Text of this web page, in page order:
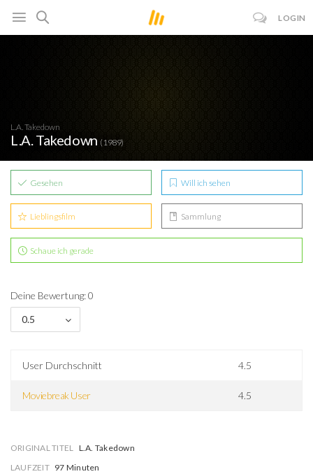
LOGIN
L.A. Takedown
L.A. Takedown (1989)
Gesehen Will ich sehen
Lieblingsfilm Sammlung
Schaue ich gerade
Deine Bewertung: 0
0.5
User Durchschnitt 4.5
Moviebreak User 4.5
ORIGINAL TITEL L.A. Takedown
LAUFZEIT 97 Minuten